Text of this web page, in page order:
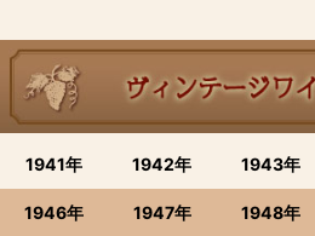
1941年 1942年 1943年
1946年 1947年 1948年